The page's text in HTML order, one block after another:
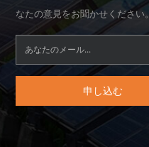
なたの意見をお聞かせください。
申し込む